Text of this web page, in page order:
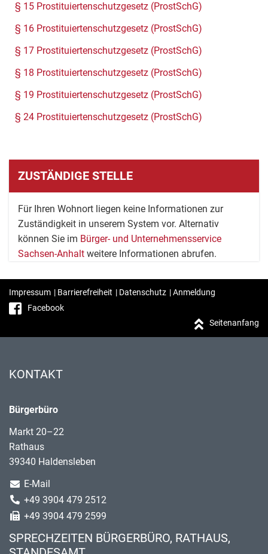
§ 15 Prostituiertenschutzgesetz (ProstSchG)
§ 16 Prostituiertenschutzgesetz (ProstSchG)
§ 17 Prostituiertenschutzgesetz (ProstSchG)
§ 18 Prostituiertenschutzgesetz (ProstSchG)
§ 19 Prostituiertenschutzgesetz (ProstSchG)
§ 24 Prostituiertenschutzgesetz (ProstSchG)
ZUSTÄNDIGE STELLE
Für Ihren Wohnort liegen keine Informationen zur
Zuständigkeit in unserem System vor. Alternativ
können Sie im Bürger- und Unternehmensservice
Sachsen-Anhalt weitere Informationen abrufen.
Impressum | Barrierefreiheit | Datenschutz |Anmeldung
Facebook
Seitenanfang
KONTAKT
Bürgerbüro
Markt 20–22
Rathaus
39340 Haldensleben
E-Mail
+49 3904 479 2512
+49 3904 479 2599
SPRECHZEITEN BÜRGERBÜRO, RATHAUS,